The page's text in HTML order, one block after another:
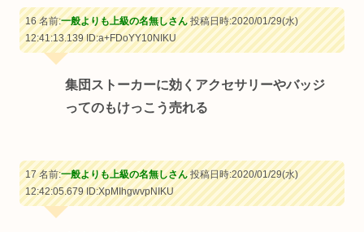
16 名前:一般よりも上級の名無しさん投稿日時:2020/01/29(水)
12:41:13.139ID:a+FDoYY10NIKU
集団ストーカーに効くアクセサリーやバッジ
ってのもけっこう売れる
17 名前:一般よりも上級の名無しさん投稿日時:2020/01/29(水)
12:42:05.679ID:XpMIhgwvpNIKU